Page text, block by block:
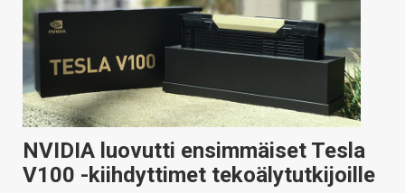
NVIDIA luovutti ensimmäiset Tesla
V100 -kiihdyttimet tekoälytutkijoille